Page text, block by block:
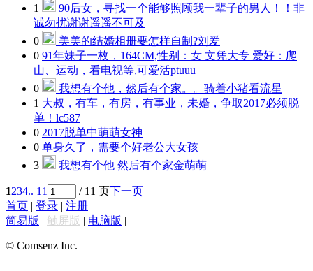
1
90后女，寻找一个能够照顾我一辈子的男人！！非
诚勿扰谢谢遥遥不可及
0
美美的结婚相册要怎样自制?刘爱
0 91年妹子一枚，164CM,性别：女 文凭大专 爱好：爬
山、运动，看电视等,可爱活ptuuu
0
我想有个他，然后有个家。。 骑着小猪看流星
1 大叔，有车，有房，有事业，未婚，争取2017必须脱
单！ lc587
0 2017脱单中萌萌女神
0 单身久了，需要个好老公大女孩
3
我想有个他 然后有个家金萌萌
1234.. 11 / 11 页下一页
首页 | 登录 | 注册
简易版 | 触屏版 | 电脑版 |
© Comsenz Inc.